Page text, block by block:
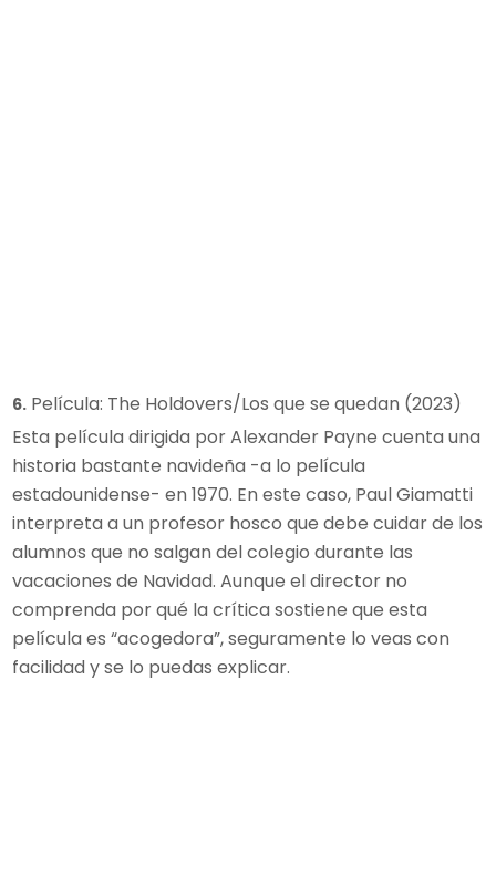
6.Película: The Holdovers/Los que se quedan (2023)
Esta película dirigida por Alexander Payne cuenta una
historia bastante navideña -a lo película
estadounidense- en 1970. En este caso, Paul Giamatti
interpreta a un profesor hosco que debe cuidar de los
alumnos que no salgan del colegio durante las
vacaciones de Navidad. Aunque el director no
comprenda por qué la crítica sostiene que esta
película es “acogedora”, seguramente lo veas con
facilidad y se lo puedas explicar.